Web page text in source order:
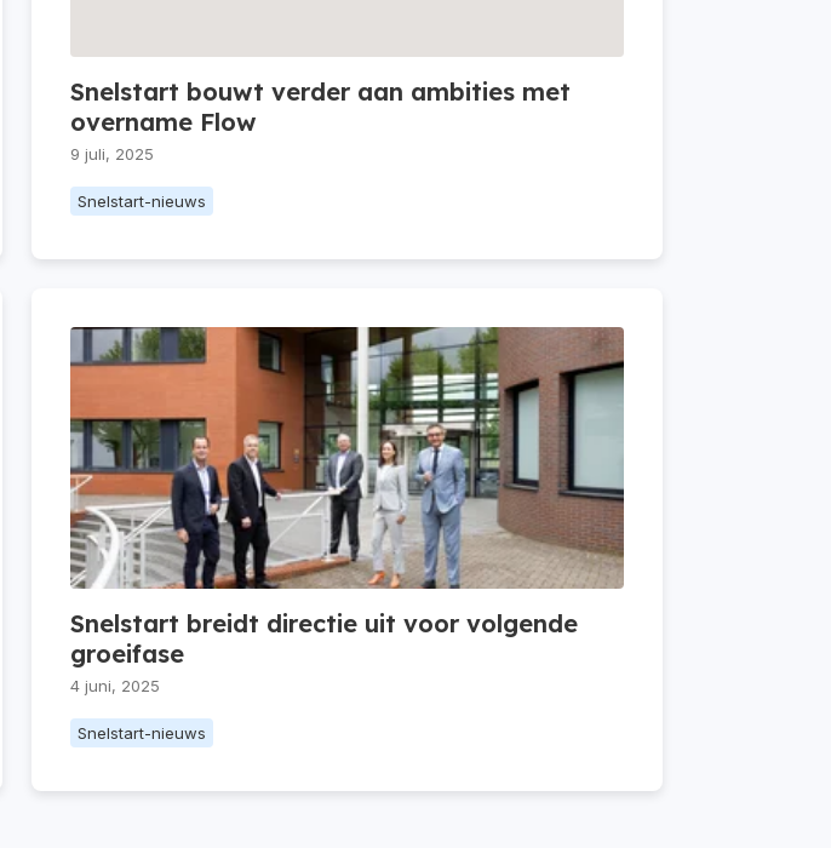
Snelstart bouwt verder aan ambities met
overname Flow
9 juli, 2025
Snelstart-nieuws
Snelstart breidt directie uit voor volgende
groeifase
4 juni, 2025
Snelstart-nieuws